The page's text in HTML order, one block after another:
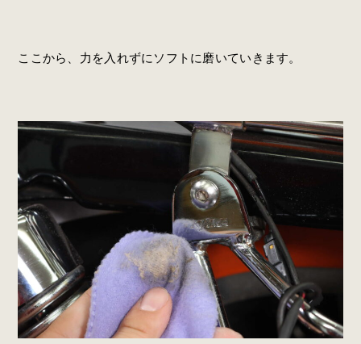
ここから、力を入れずにソフトに磨いていきます。